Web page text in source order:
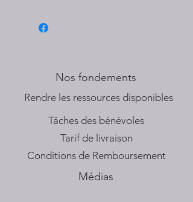
Nos fondements
​Rendre les ressources disponibles
Tâches des bénévoles
Tarif de livraison
Conditions de Remboursement
Médias